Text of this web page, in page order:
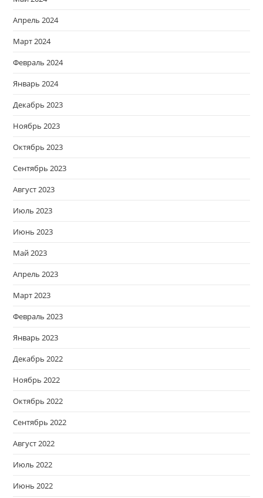
Апрель 2024
Март 2024
Февраль 2024
Январь 2024
Декабрь 2023
Ноябрь 2023
Октябрь 2023
Сентябрь 2023
Август 2023
Июль 2023
Июнь 2023
Май 2023
Апрель 2023
Март 2023
Февраль 2023
Январь 2023
Декабрь 2022
Ноябрь 2022
Октябрь 2022
Сентябрь 2022
Август 2022
Июль 2022
Июнь 2022